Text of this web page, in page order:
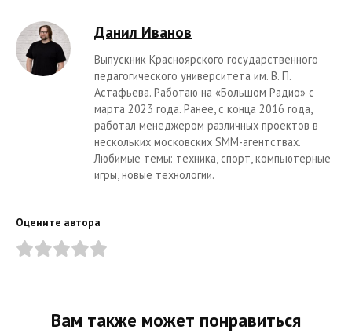
Данил Иванов
Выпускник Красноярского государственного
педагогического университета им. В. П.
Астафьева. Работаю на «Большом Радио» с
марта 2023 года. Ранее, с конца 2016 года,
работал менеджером различных проектов в
нескольких московских SMM-агентствах.
Любимые темы: техника, спорт, компьютерные
игры, новые технологии.
Оцените автора
Вам также может понравиться